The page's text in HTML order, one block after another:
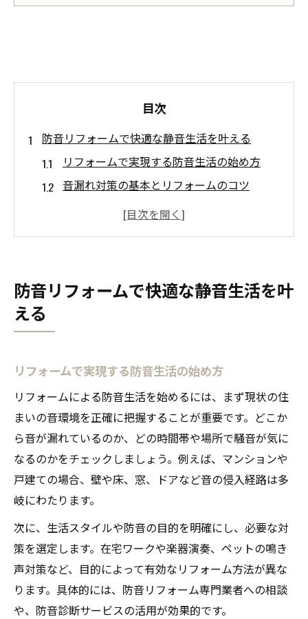
目次
防音リフォームで快適な静音生活を叶える
リフォームで実現する防音生活の始め方
音漏れ対策の基本とリフォームのコツ
リフォームで叶える静音空間の快適効果
理想の防音環境づくりの基本とコツ
防音リフォームで叶える理想の部屋作り
住まいの騒音を減らすリフォームの基本
リフォームで防音効果を高める具体策
費用を抑えた防音リフォームのポイント
リフォームで防音効果を上げて費用節約
費用対効果に優れた防音リフォーム術
リフォーム費用を抑える防音対策の選び方
手軽に始める費用重視の防音リフォーム
マンション・戸建て別防音リフォーム対策
リフォームで変わるマンションの防音対策
戸建ての防音リフォーム成功ポイント
防音リフォームで快適な静音生活を叶
える
リフォームで実現する防音生活の始め方
リフォームによる防音生活を始めるには、まず現状の住
まいの音環境を正確に把握することが重要です。どこか
ら音が漏れているのか、どの時間帯や場所で騒音が気に
なるのかをチェックしましょう。例えば、マンションや
戸建ての場合、壁や床、窓、ドアなど音の侵入経路は多
岐にわたります。
次に、生活スタイルや防音の目的を明確にし、必要な対
策を選定します。在宅ワークや楽器演奏、ペットの鳴き
声対策など、目的によって有効なリフォーム方法が異な
ります。具体的には、防音リフォーム専門業者への相談
や、防音診断サービスの活用が効果的です。